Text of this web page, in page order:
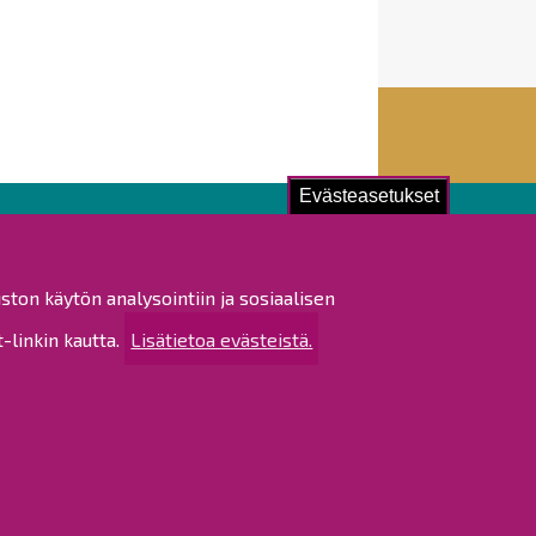
Evästeasetukset
käytön analysointiin ja sosiaalisen
linkin kautta.
Lisätietoa evästeistä.
ja pöytäkirjat